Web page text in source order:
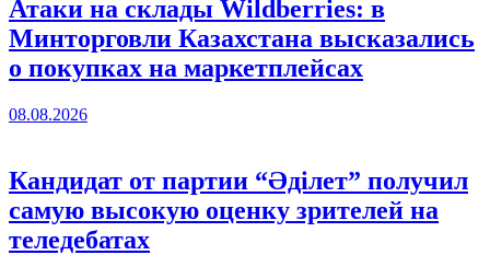
Атаки на склады Wildberries: в
Минторговли Казахстана высказались
о покупках на маркетплейсах
08.08.2026
Кандидат от партии “Әділет” получил
самую высокую оценку зрителей на
теледебатах